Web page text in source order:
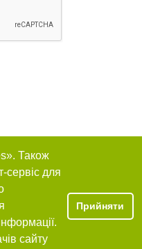
Також
сервіс для
сайту
Прийняти